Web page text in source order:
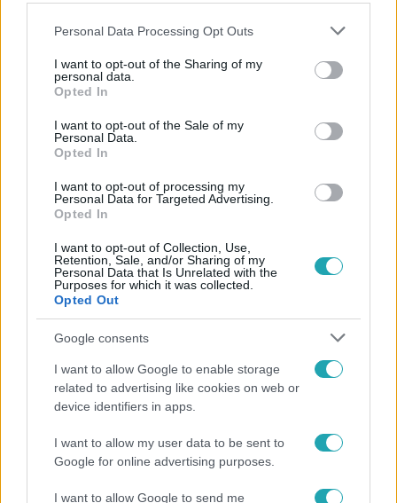
Please note that this website/app uses one or more Google
not limited to your visit or usage behaviour. You may click to
grant or deny consent to Google and its third-party tags to
use your data for below specified purposes in below Google
consent section.
Personal Data Processing Opt Outs
I want to opt-out of the Sharing of my
personal data.
Opted In
I want to opt-out of the Sale of my
Personal Data.
Opted In
I want to opt-out of processing my
Personal Data for Targeted Advertising.
Opted In
I want to opt-out of Collection, Use,
Retention, Sale, and/or Sharing of my
Personal Data that Is Unrelated with the
Purposes for which it was collected.
Opted Out
Google consents
I want to allow Google to enable storage
related to advertising like cookies on web or
device identifiers in apps.
I want to allow my user data to be sent to
Google for online advertising purposes.
I want to allow Google to send me
Népszerű
Generációk együtt éneklik Bródy János legendás
slágerét – elkészült az új klip
17:24